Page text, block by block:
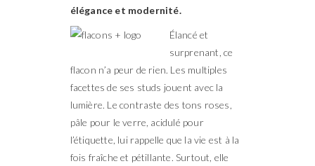
élégance et modernité.
Élancé et
surprenant, ce
flacon n’a peur de rien. Les multiples
facettes de ses studs jouent avec la
lumière. Le contraste des tons roses,
pâle pour le verre, acidulé pour
l’étiquette, lui rappelle que la vie est à la
fois fraîche et pétillante. Surtout, elle